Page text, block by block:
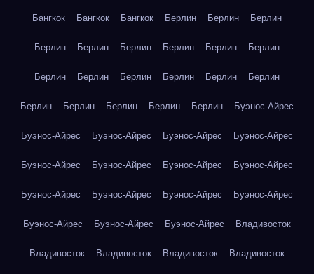
Бангкок Бангкок Бангкок Берлин Берлин Берлин
Берлин Берлин Берлин Берлин Берлин Берлин
Берлин Берлин Берлин Берлин Берлин Берлин
Берлин Берлин Берлин Берлин Берлин Буэнос-Айрес
Буэнос-Айрес Буэнос-Айрес Буэнос-Айрес Буэнос-Айрес
Буэнос-Айрес Буэнос-Айрес Буэнос-Айрес Буэнос-Айрес
Буэнос-Айрес Буэнос-Айрес Буэнос-Айрес Буэнос-Айрес
Буэнос-Айрес Буэнос-Айрес Буэнос-Айрес Владивосток
Владивосток Владивосток Владивосток Владивосток